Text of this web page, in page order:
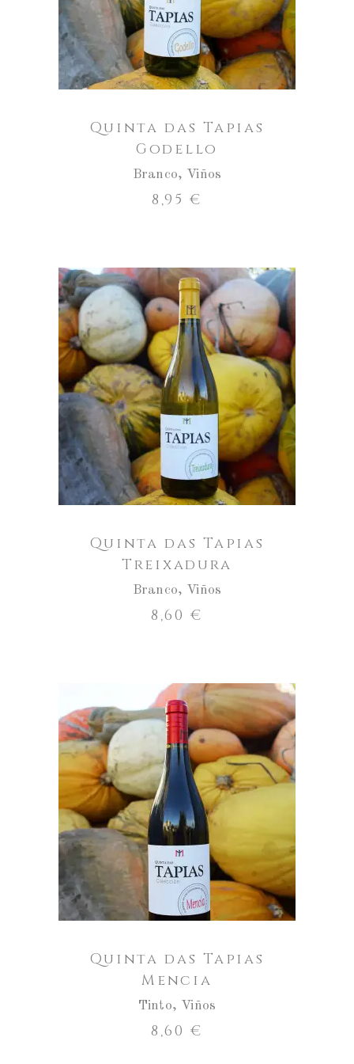
de
Quinta
das
Tapias
Godello
Quinta das Tapias
Godello
Branco, Viños
8,95€
Aumentar
a
cantidade
de
Quinta
das
Tapias
Treixadura
ENGADIR AO CARRO
Quinta das Tapias
Treixadura
Branco, Viños
8,60€
Aumentar
a
cantidade
de
Quinta
das
Tapias
Mencia
ENGADIR AO CARRO
Quinta das Tapias
Mencia
Tinto, Viños
8,60€